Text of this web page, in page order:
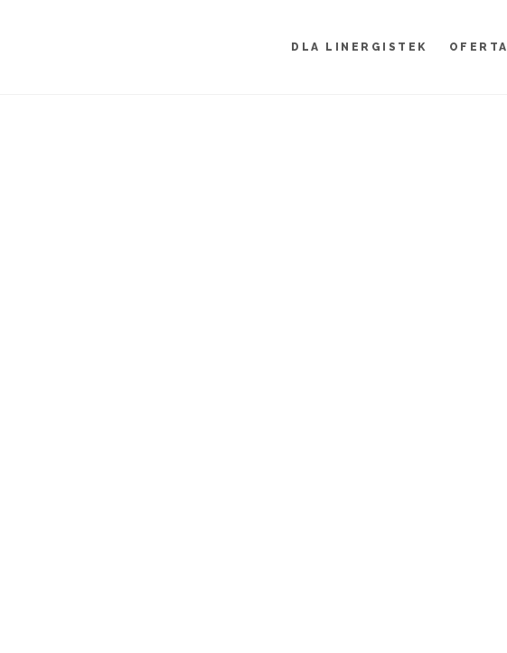
DLA LINERGISTEK OFERTA